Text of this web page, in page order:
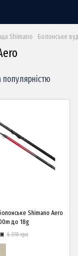
Shimano Болонське
популярністю
Shimano Aero
до 18g
6 310 грн